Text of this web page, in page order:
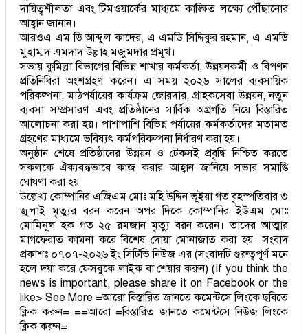
দায়িত্বশীলতা এবং টিমওয়ার্কের মাধ্যমে কাঙ্ক্ষিত লক্ষ্যে পৌঁছানোর
আহ্বান জানান।
আরওএ এম ডি আব্দুল কাদের, এ এমডি সিদ্দিকুর রহমান, এ এমডি
মুহাম্মদ এমদাদ উল্লাহ মজুমদার প্রমূখ।
সভায় কুমিল্লা বিভাগের বিভিন্ন শাখার কর্মকর্তা, উন্নয়নকর্মী ও বিপণন
প্রতিনিধিরা অংশগ্রহণ করেন। এ সময় ২০২৬ সালের ব্যবসায়িক
পরিকল্পনা, মাঠপর্যায়ের কার্যক্রম জোরদার, গ্রাহকসেবা উন্নয়ন, নতুন
ব্যবসা সম্প্রসারণ এবং প্রতিষ্ঠানের সার্বিক অগ্রগতি নিয়ে বিস্তারিত
আলোচনা করা হয়। পাশাপাশি বিভিন্ন পর্যায়ের কর্মকর্তাদের মতামত
গ্রহণের মাধ্যমে ভবিষ্যৎ কর্মপরিকল্পনা নির্ধারণ করা হয়।
অনুষ্ঠান শেষে প্রতিষ্ঠানের উন্নয়ন ও টেকসই প্রবৃদ্ধি নিশ্চিত করতে
সকলকে ঐক্যবদ্ধভাবে কাজ করার আহ্বান জানিয়ে সভার সমাপ্তি
ঘোষণা করা হয়।
উল্লেখ্য কোম্পানির এজিএম মোঃ মহি উদ্দিন ভূইয়া গত বৃহস্পতিবার ৩
জুলাই মৃত্যুর বরন করেন অপর দিকে কোম্পানির ইউএম মোঃ
মোমিনুল হক গত ২৫ রমজান মৃত্যু বরন করেন। তাদের আত্মার
মাগফেরাত কামনা করে বিশেষ দোয়া মোনাজাত করা হয়। সংবাদ
প্রকাশঃ ০৭০৭-২০২৬ ইং সিটিভি নিউজ এর (সংবাদটি গুরুত্বপূর্ণ মনে
হলে দয়া করে ফেসবুকে লাইক বা শেয়ার করুন) (If you think the
news is important, please share it on Facebook or the
like> See More =আরো বিস্তারিত জানতে কমেন্টসে লিংকে ছবিতে
ক্লিক করুন= ==আরো =বিস্তারিত জানতে কমেন্টসে নিউজ লিংকে
ক্লিক করুন=